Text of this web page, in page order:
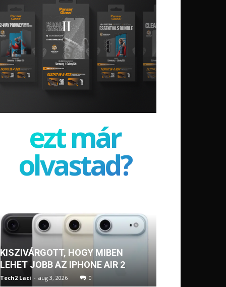
ezt már
olvastad?
KISZIVÁRGOTT, HOGY MIBEN
LEHET JOBB AZ IPHONE AIR 2
Tech2 Laci - aug 3, 2026 0